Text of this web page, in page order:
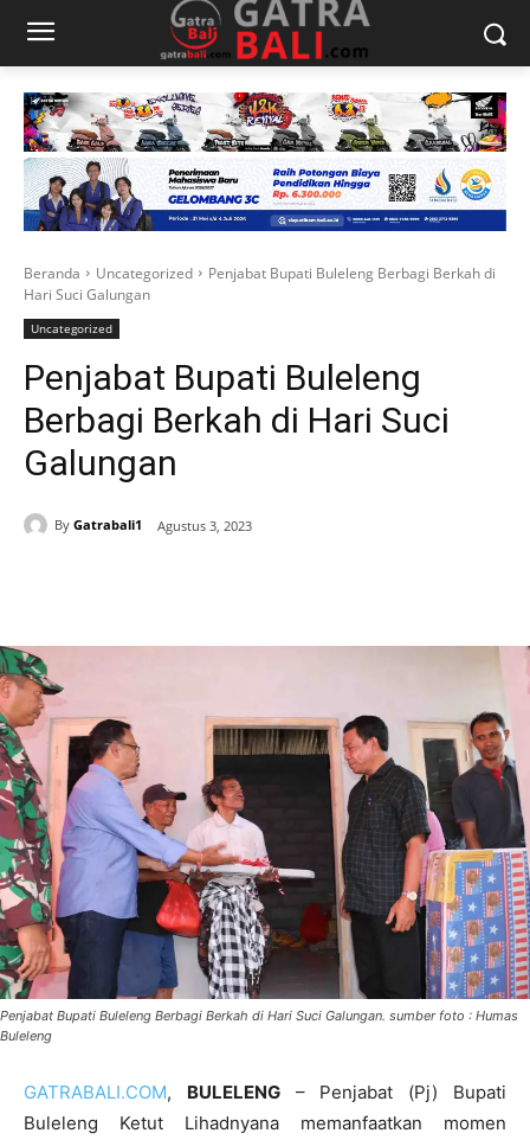
Beranda Uncategorized
Penjabat Bupati Buleleng Berbagi Berkah di
Hari Suci Galungan
Uncategorized
Penjabat Bupati Buleleng
Berbagi Berkah di Hari Suci
Galungan
By Gatrabali1 Agustus 3, 2023
Penjabat Bupati Buleleng Berbagi Berkah di Hari Suci Galungan. sumber foto : Humas
Buleleng
GATRABALI.COM, BULELENG– Penjabat (Pj) Bupati
Buleleng Ketut Lihadnyana memanfaatkan momen